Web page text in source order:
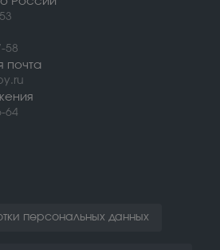
58
почта
64
персональных данных